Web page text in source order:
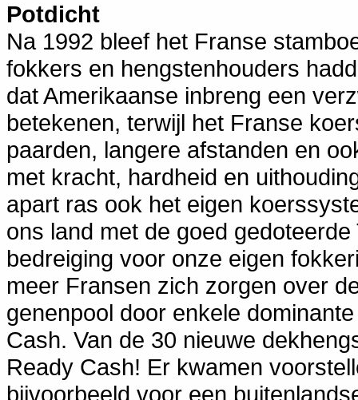
Potdicht
Na 1992 bleef het Franse
fokkers en hengstenhouders
dat Amerikaanse inbreng een
betekenen, terwijl het Franse
paarden, langere afstanden en
met kracht, hardheid en
apart ras ook het eigen
ons land met de goed
bedreiging voor onze eigen
meer Fransen zich zorgen over
genenpool door enkele
Cash. Van de 30 nieuwe
Ready Cash! Er kwamen
bijvoorbeeld voor een